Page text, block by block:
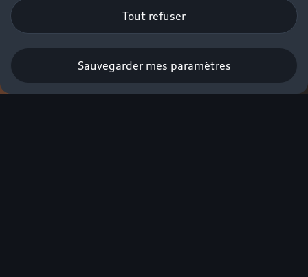
Tout refuser
Sauvegarder mes paramètres